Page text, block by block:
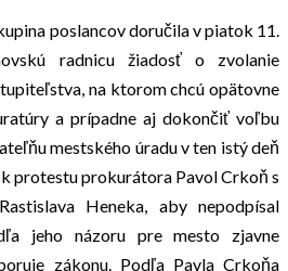
poslancov doručila v piatok 11.
radnicu žiadosť o zvolanie
na ktorom chcú opätovne
a prípadne aj dokončiť voľbu
mestského úradu v ten istý deň
protestu prokurátora Pavol Crkoň s
Heneka, aby nepodpísal
jeho názoru pre mesto zjavne
zákonu. Podľa Pavla Crkoňa